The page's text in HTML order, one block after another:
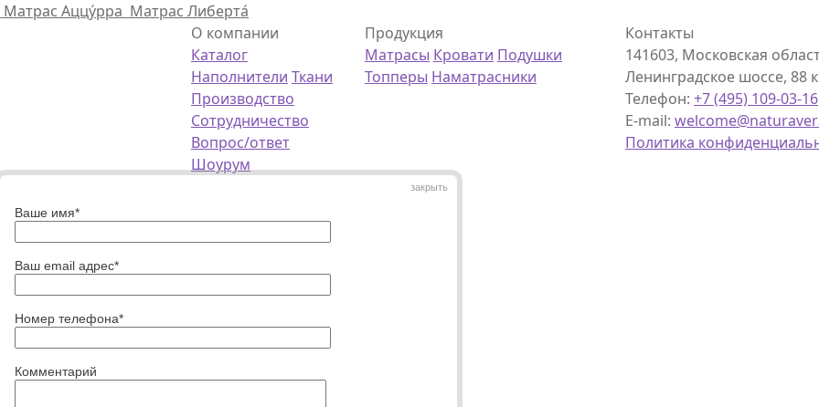
Матрас Аццу́рра Матрас Либерта́
О компании
Каталог
Наполнители Ткани
Производство
Сотрудничество
Вопрос/ответ
Шоурум
Продукция
Матрасы Кровати Подушки
Топперы Наматрасники
Контакты
141603, Московская
Ленинградское шоссе, 88
Телефон: +7 (495) 109-03-16
E-mail:
Политика
закрыть
Ваше имя*
Ваш email адрес*
Номер телефона*
Комментарий